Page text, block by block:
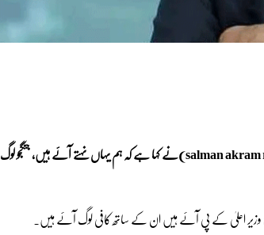
پاکستان تحریک انصاف (پی ٹی آئی) کے مرکزی رہنما سلمان اکرم راجا (salman akram raja)نے کہا ہے کہ ہم یہاں نہتے آئے ہیں، جنگجو لوگ
وزیر اعلیٰ کے پی آئے ہیں ان کے ساتھ کافی لوگ آئے ہیں۔